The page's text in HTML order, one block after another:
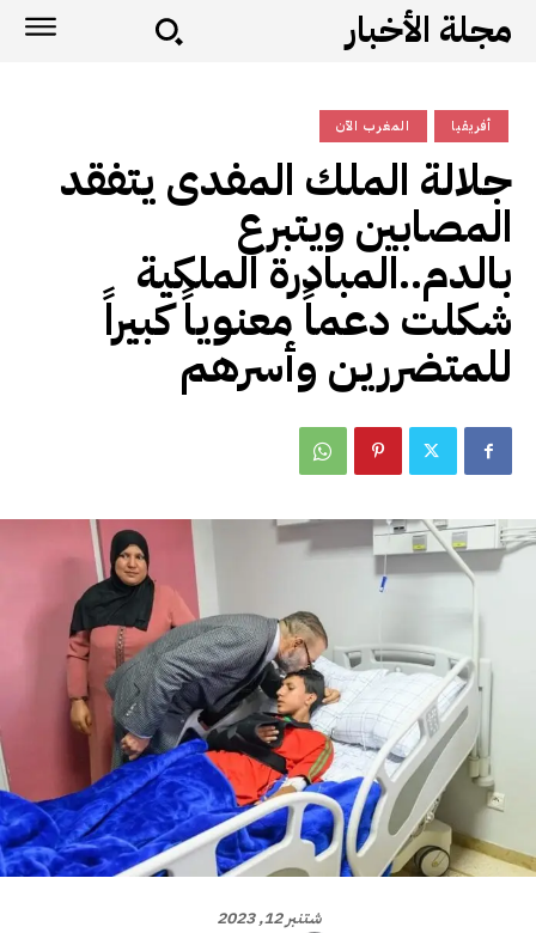
مجلة الأخبار
أفريقيا المغرب الآن
جلالة الملك المفدى يتفقد
المصابين ويتبرع
بالدم..المبادرة الملكية
شكلت دعماً معنوياً كبيراً
للمتضررين وأسرهم
شتنبر 12, 2023